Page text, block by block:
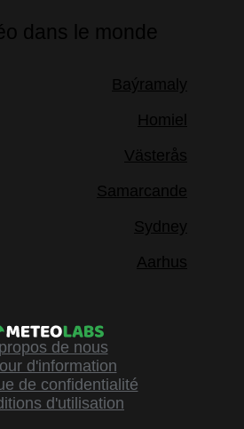
dans le monde
Baýramaly
Homiel
Västerås
Samarcande
Sydney
Aarhus
de nous
d'information
de confidentialité
d'utilisation